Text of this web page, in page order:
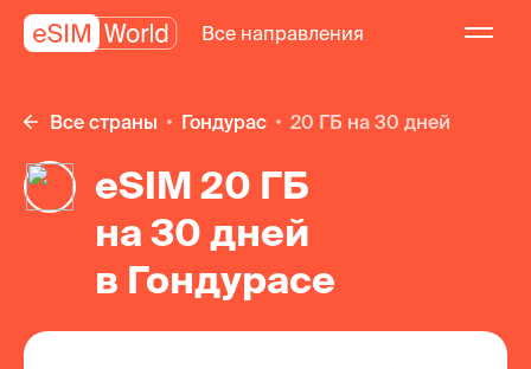
Все направления
Все страны Гондурас 20 ГБ на 30 дней
eSIM 20 ГБ
на 30 дней
в Гондурасе